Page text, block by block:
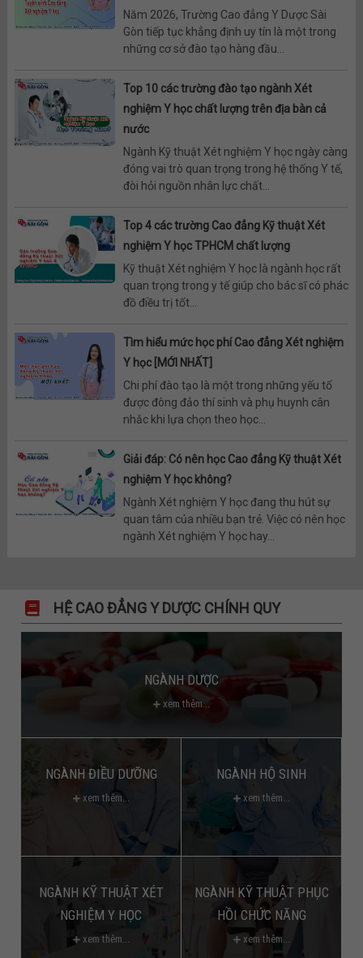
Năm 2026, Trường Cao đẳng Y Dược Sài
Gòn tiếp tục khẳng định uy tín là một trong
những cơ sở đào tạo hàng đầu...
Top 10 các trường đào tạo ngành Xét
nghiệm Y học chất lượng trên địa bàn cả
nước
Ngành Kỹ thuật Xét nghiệm Y học ngày càng
đóng vai trò quan trọng trong hệ thống Y tế,
đòi hỏi nguồn nhân lực chất...
Top 4 các trường Cao đẳng Kỹ thuật Xét
nghiệm Y học TPHCM chất lượng
Kỹ thuật Xét nghiệm Y học là ngành học rất
quan trọng trong y tế giúp cho bác sĩ có phác
đồ điều trị tốt...
Tìm hiểu mức học phí Cao đẳng Xét nghiệm
Y học [MỚI NHẤT]
Chi phí đào tạo là một trong những yếu tố
được đông đảo thí sinh và phụ huynh cân
nhắc khi lựa chọn theo học...
Giải đáp: Có nên học Cao đẳng Kỹ thuật Xét
nghiệm Y học không?
Ngành Xét nghiệm Y học đang thu hút sự
quan tâm của nhiều bạn trẻ. Việc có nên học
ngành Xét nghiệm Y học hay...
HỆ CAO ĐẲNG Y DƯỢC CHÍNH QUY
NGÀNH DƯỢC
xem thêm...
NGÀNH ĐIỀU DƯỠNG
xem thêm...
NGÀNH HỘ SINH
xem thêm...
NGÀNH KỸ THUẬT XÉT
NGHIỆM Y HỌC
xem thêm...
NGÀNH KỸ THUẬT PHỤC
HỒI CHỨC NĂNG
xem thêm...